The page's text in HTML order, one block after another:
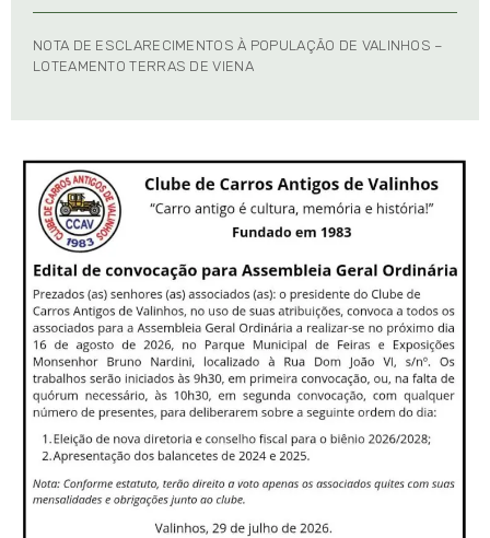
NOTA DE ESCLARECIMENTOS À POPULAÇÃO DE VALINHOS –
LOTEAMENTO TERRAS DE VIENA